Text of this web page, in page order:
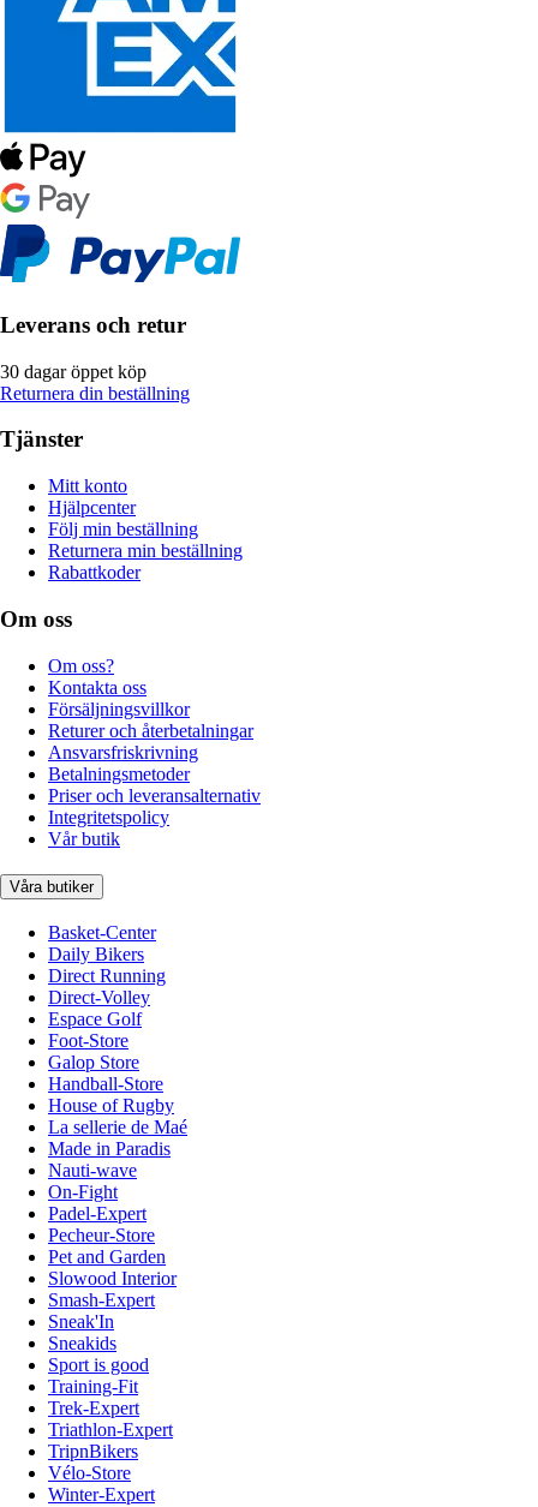
Leverans och retur
30 dagar öppet köp
Returnera din beställning
Tjänster
Mitt konto
Hjälpcenter
Följ min beställning
Returnera min beställning
Rabattkoder
Om oss
Om oss?
Kontakta oss
Försäljningsvillkor
Returer och återbetalningar
Ansvarsfriskrivning
Betalningsmetoder
Priser och leveransalternativ
Integritetspolicy
Vår butik
Våra butiker
Basket-Center
Daily Bikers
Direct Running
Direct-Volley
Espace Golf
Foot-Store
Galop Store
Handball-Store
House of Rugby
La sellerie de Maé
Made in Paradis
Nauti-wave
On-Fight
Padel-Expert
Pecheur-Store
Pet and Garden
Slowood Interior
Smash-Expert
Sneak'In
Sneakids
Sport is good
Training-Fit
Trek-Expert
Triathlon-Expert
TripnBikers
Vélo-Store
Winter-Expert